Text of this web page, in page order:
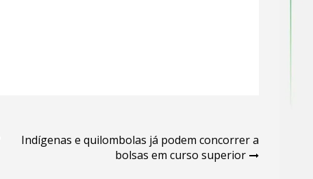
Indígenas e quilombolas já podem concorrer a
bolsas em curso superior